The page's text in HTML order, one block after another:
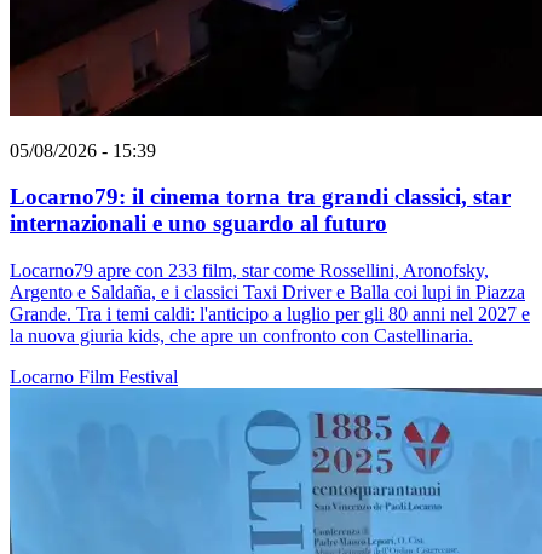
05/08/2026 - 15:39
Locarno79: il cinema torna tra grandi classici, star
internazionali e uno sguardo al futuro
Locarno79 apre con 233 film, star come Rossellini, Aronofsky,
Argento e Saldaña, e i classici Taxi Driver e Balla coi lupi in Piazza
Grande. Tra i temi caldi: l'anticipo a luglio per gli 80 anni nel 2027 e
la nuova giuria kids, che apre un confronto con Castellinaria.
Locarno Film Festival